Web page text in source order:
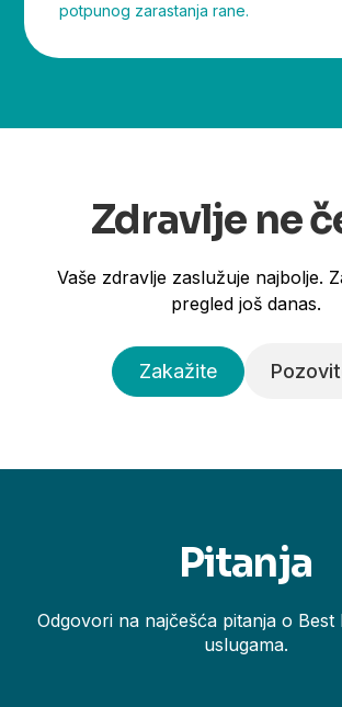
potpunog zarastanja rane.
Zdravlje ne
Vaše zdravlje zaslužuje najbolje.
pregled još danas.
Zakažite
Pitanja
Odgovori na najčešća pitanja o Best
uslugama.